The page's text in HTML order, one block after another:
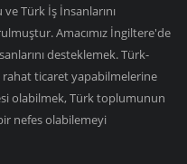
Türk İş İnsanlarını
Amacımız İngiltere'de
desteklemek. Türk-
rahat ticaret yapabilmelerine
olabilmek, Türk toplumunun
nefes olabilemeyi